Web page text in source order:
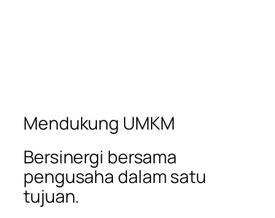
Mendukung UMKM
Bersinergi bersama
pengusaha dalam satu
tujuan.